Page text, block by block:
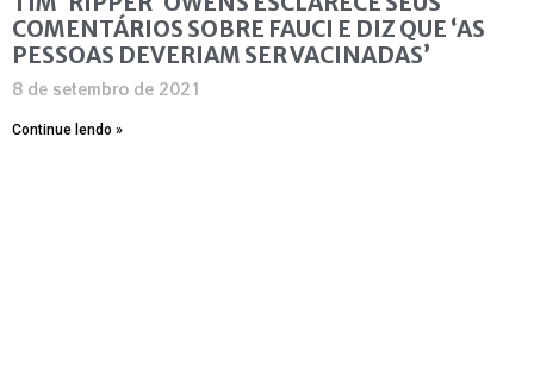
COMENTÁRIOS SOBRE FAUCI E DIZ QUE ‘AS
PESSOAS DEVERIAM SER VACINADAS’
8 de setembro de 2021
Continue lendo »